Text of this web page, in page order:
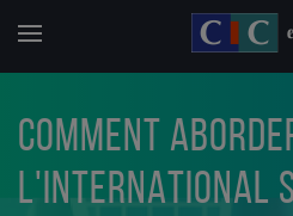
CHOISISSEZ UNE THÉMATIQUE
COMMENT
L'INTERNATIONAL